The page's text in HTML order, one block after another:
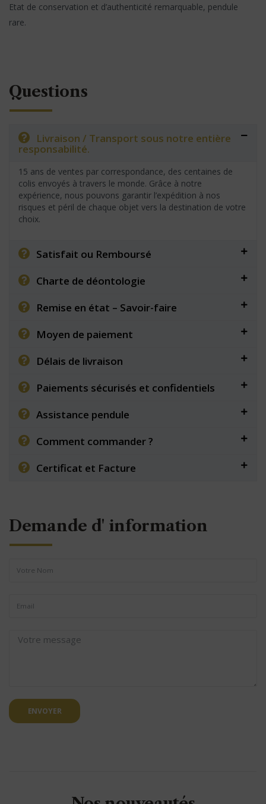
Etat de conservation et d’authenticité remarquable, pendule
rare.
Questions
Livraison / Transport sous notre entière
responsabilité.
15 ans de ventes par correspondance, des centaines de
colis envoyés à travers le monde. Grâce à notre
expérience, nous pouvons garantir l’expédition à nos
risques et péril de chaque objet vers la destination de votre
choix.
Satisfait ou Remboursé
Charte de déontologie
Remise en état – Savoir-faire
Moyen de paiement
Délais de livraison
Paiements sécurisés et confidentiels
Assistance pendule
Comment commander ?
Certificat et Facture
Demande d' information
ENVOYER